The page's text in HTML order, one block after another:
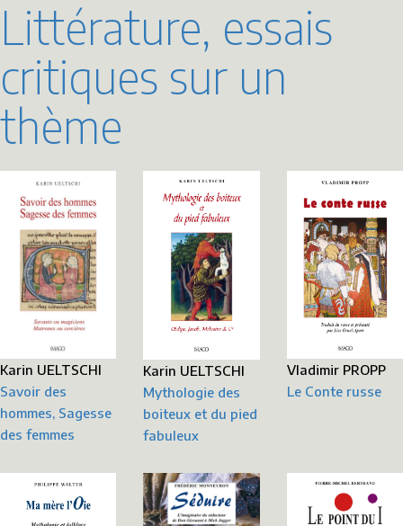
Littérature, essais
critiques sur un
thème
Karin UELTSCHI
Savoir des
hommes, Sagesse
des femmes
Karin UELTSCHI
Mythologie des
boiteux et du pied
fabuleux
Vladimir PROPP
Le Conte russe